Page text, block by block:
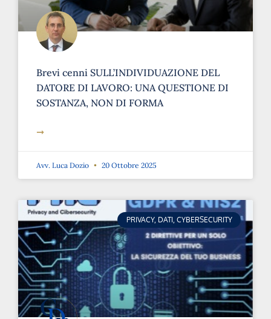
Brevi cenni SULL’INDIVIDUAZIONE DEL
DATORE DI LAVORO: UNA QUESTIONE DI
SOSTANZA, NON DI FORMA
➞
Avv. Luca Dozio 20 Ottobre 2025
PRIVACY, DATI, CYBERSECURITY